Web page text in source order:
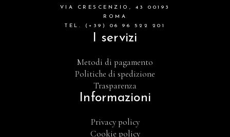
VIA CRESCENZIO, 43 00193
ROMA
TEL. (+39) 06 96 522 201
I servizi
Metodi di pagamento
Politiche di spedizione
Trasparenza
Informazioni
Privacy policy
Cookie policy